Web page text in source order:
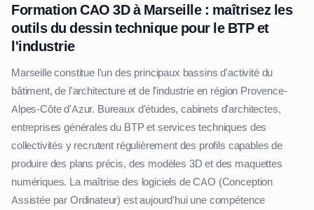
Formation CAO 3D à Marseille : maîtrisez les
outils du dessin technique pour le BTP et
l'industrie
Marseille constitue l'un des principaux bassins d'activité du
bâtiment, de l'architecture et de l'industrie en région Provence-
Alpes-Côte d'Azur. Bureaux d'études, cabinets d'architectes,
entreprises générales du BTP et services techniques des
collectivités y recrutent régulièrement des profils capables de
produire des plans précis, des modèles 3D et des maquettes
numériques. La maîtrise des logiciels de CAO (Conception
Assistée par Ordinateur) est aujourd'hui une compétence